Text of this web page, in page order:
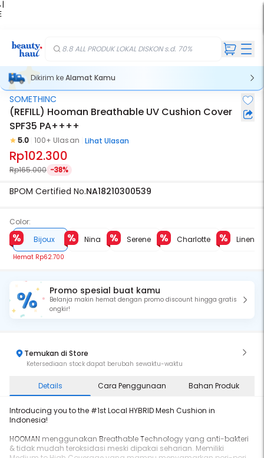
|
8.8 ALL PRODUK LOKAL DISKON s.d. 70%
Dikirim keAlamat Kamu
SOMETHINC
(REFILL) Hooman Breathable UV Cushion Cover
SPF35 PA++++
5.0 100+ Ulasan Lihat Ulasan
Rp102.300
Rp165.000 -38%
BPOM Certified No.NA18210300539
Color:
Bijoux
Hemat Rp62.700
Nina Serene Charlotte Linen
Promo spesial buat kamu
Belanja makin hemat dengan promo discount hingga gratis
ongkir!
Temukan di Store
Ketersediaan stock dapat berubah sewaktu-waktu
Details Cara Penggunaan Bahan Produk
Introducing you to the #1st Local HYBRID Mesh Cushion in
Indonesia!
HOOMAN menggunakan Breathable Technology yang anti-bakteri
& tidak mudah teroksidasi meski dipakai seharian. Memiliki